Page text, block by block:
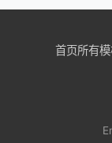
首页所有